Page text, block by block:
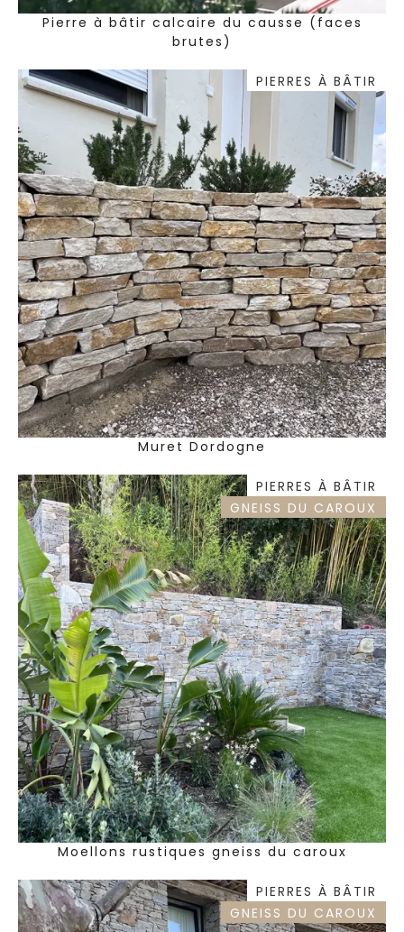
Pierre à bâtir calcaire du causse (faces
brutes)
Muret Dordogne
PIERRES À BÂTIR
Moellons rustiques gneiss du caroux
PIERRES À BÂTIR
GNEISS DU CAROUX
PIERRES À BÂTIR
GNEISS DU CAROUX